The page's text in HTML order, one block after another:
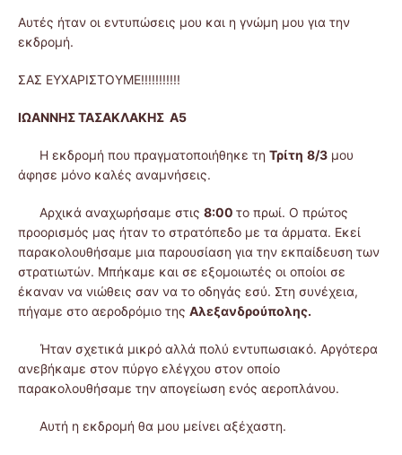
Αυτές ήταν οι εντυπώσεις μου και η γνώμη μου για την
εκδρομή.
ΣΑΣ ΕΥΧΑΡΙΣΤΟΥΜΕ!!!!!!!!!!!
ΙΩΑΝΝΗΣ ΤΑΣΑΚΛΑΚΗΣ Α5
H εκδρομή που πραγματοποιήθηκε τη Τρίτη 8/3 μου
άφησε μόνο καλές αναμνήσεις.
Αρχικά αναχωρήσαμε στις 8:00 το πρωί. Ο πρώτος
προορισμός μας ήταν το στρατόπεδο με τα άρματα. Εκεί
παρακολουθήσαμε μια παρουσίαση για την εκπαίδευση των
στρατιωτών. Μπήκαμε και σε εξομοιωτές οι οποίοι σε
έκαναν να νιώθεις σαν να το οδηγάς εσύ. Στη συνέχεια,
πήγαμε στο αεροδρόμιο της Αλεξανδρούπολης.
Ήταν σχετικά μικρό αλλά πολύ εντυπωσιακό. Αργότερα
ανεβήκαμε στον πύργο ελέγχου στον οποίο
παρακολουθήσαμε την απογείωση ενός αεροπλάνου.
Αυτή η εκδρομή θα μου μείνει αξέχαστη.